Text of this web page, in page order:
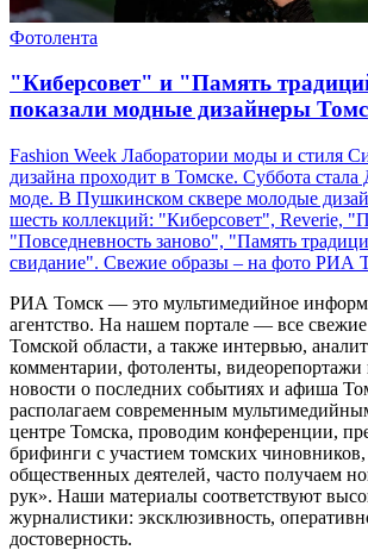
Фотолента
"Киберсовет" и "Память
показали модные дизайнеры
Fashion Week Лаборатории моды и стиля
дизайна проходит в Томске. Суббота
моде. В Пушкинском сквере молодые
шесть коллекций: "Киберсовет", Reverie,
"Повседневность заново", "Память
свидание". Свежие образы – на фото РИА
РИА Томск — это мультимедийное
агентство. На нашем портале — все
Томской области, а также интервью,
комментарии, фотоленты,
новости о последних событиях и афиша
располагаем современным
центре Томска, проводим конференции,
брифинги с участием томских
общественных деятелей, часто получаем
рук». Наши материалы соответствуют
журналистики: эксклюзивность,
достоверность.